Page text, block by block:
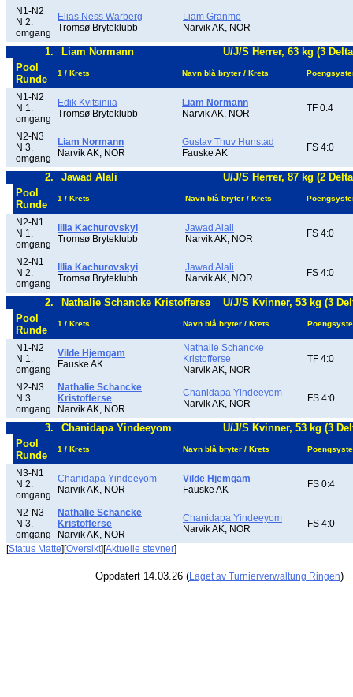
N1-N2
N 2.
omgang
Elias Ness Warberg
Tromsø Bryteklubb
Liam Granmo
Narvik AK, NOR
1. Liam Normann
U/J/S Herrer, 63 kg (3
Pool
Runde
1 / Krets Navn blå bryter / Krets
N1-N2
N 1.
omgang
Edik Kvitsiniia
Tromsø Bryteklubb
Liam Normann
Narvik AK, NOR
TF 0:4
N2-N3
N 3.
omgang
Liam Normann
Narvik AK, NOR
Gustav Thuv Hunstad
Fauske AK
FS 4:0
2. Jawad Alali
U/J/S Herrer, 87 kg (2
Pool
Runde
1 / Krets Navn blå bryter / Krets
N2-N1
N 1.
omgang
Illia Kachurovskyi
Tromsø Bryteklubb
Jawad Alali
Narvik AK, NOR
FS 4:0
N2-N1
N 2.
omgang
Illia Kachurovskyi
Tromsø Bryteklubb
Jawad Alali
Narvik AK, NOR
FS 4:0
2. Nathalie Schancke Kristofferse
U/J/S Kvinner, 53 kg (3
Pool
Runde
1 / Krets Navn blå bryter / Krets
N1-N2
N 1.
omgang
Vilde Hjemgam
Fauske AK
Nathalie Schancke
Kristofferse
Narvik AK, NOR
TF 4:0
N2-N3
N 3.
omgang
Nathalie Schancke
Kristofferse
Narvik AK, NOR
Chanidapa Yindeeyom
Narvik AK, NOR
FS 4:0
3. Chanidapa Yindeeyom
U/J/S Kvinner, 53 kg (3
Pool
Runde
1 / Krets Navn blå bryter / Krets
N3-N1
N 2.
omgang
Chanidapa Yindeeyom
Narvik AK, NOR
Vilde Hjemgam
Fauske AK
FS 0:4
N2-N3
N 3.
omgang
Nathalie Schancke
Kristofferse
Narvik AK, NOR
Chanidapa Yindeeyom
Narvik AK, NOR
FS 4:0
[Status Matte][Oversikt][Aktuelle stevner]
Oppdatert 14.03.26 (Laget av Turnierverwaltung Ringen)